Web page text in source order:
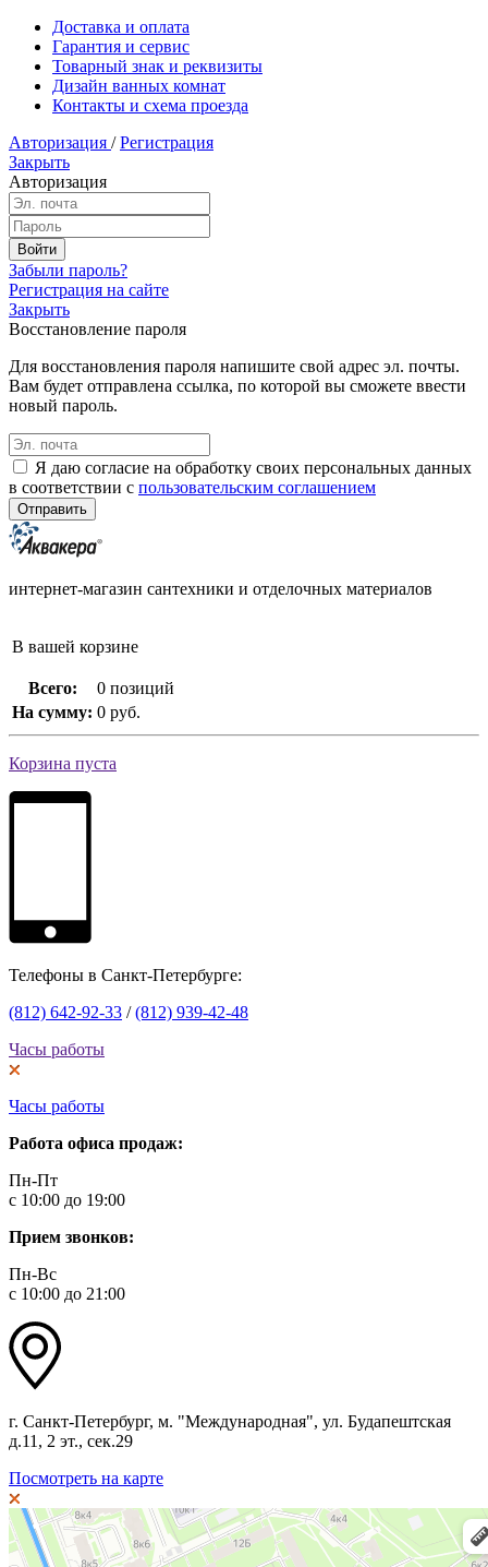
Доставка и оплата
Гарантия и сервис
Товарный знак и реквизиты
Дизайн ванных комнат
Контакты и схема проезда
Авторизация / Регистрация
Закрыть
Авторизация
Забыли пароль?
Регистрация на сайте
Закрыть
Восстановление пароля
Для восстановления пароля напишите свой адрес эл. почты.
Вам будет отправлена ссылка, по которой вы сможете ввести
новый пароль.
Я даю согласие на обработку своих персональных данных
в соответствии с пользовательским соглашением
интернет-магазин сантехники и отделочных материалов
В вашей корзине
Всего:
0 позиций
На сумму: 0 руб.
Корзина пуста
Телефоны в Санкт-Петербурге:
(812) 642-92-33 /(812) 939-42-48
Часы работы
Часы работы
Работа офиса продаж:
Пн-Пт
с 10:00 до 19:00
Прием звонков:
Пн-Вс
с 10:00 до 21:00
г. Санкт-Петербург, м. "Международная", ул. Будапештская
д.11, 2 эт., сек.29
Посмотреть на карте